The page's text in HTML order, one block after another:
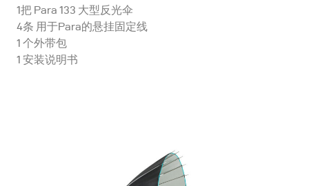
1把 Para 133 大型反光伞
4条 用于Para的悬挂固定线
1 个外带包
1 安装说明书